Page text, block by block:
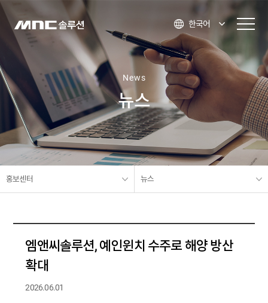
한국어
News
뉴스
홍보센터 뉴스
엠앤씨솔루션, 예인윈치 수주로 해양 방산
확대
2026.06.01